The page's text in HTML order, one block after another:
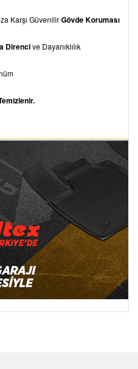
Karşı GüvenilirGövde Koruması
Direncive Dayanıklılık